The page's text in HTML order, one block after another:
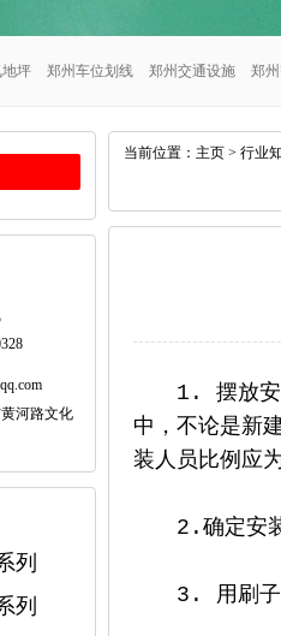
坪 郑州车位划线 郑州交通设施 郑
河路文化
列
列
当前位置： 主页 > 行业
1. 摆放安装
中，不论是新
装人员比例应
2.确定安装
3. 用刷子把